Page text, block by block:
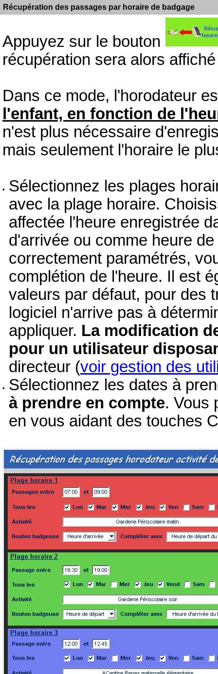
Récupération des passages par horaire de badgage
Appuyez sur le bouton
récupération sera alors
Dans ce mode, l'horodateur
l'enfant, en fonction de
n'est plus nécessaire
mais seulement l'horaire le
•
Sélectionnez les plages
avec la plage horaire.
affectée l'heure enregistrée
d'arrivée ou comme heure
correctement paramétrés,
complétion de l'heure. Il est
valeurs par défaut, pour des
logiciel n'arrive pas à
appliquer. La modification
pour un utilisateur
directeur (voir gestion des
•
Sélectionnez les dates à
à prendre en compte. Vous
en vous aidant des touches